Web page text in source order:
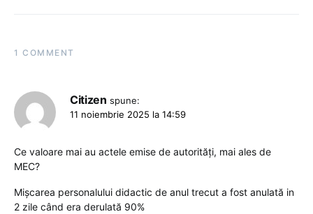
1 COMMENT
Citizen spune:
11 noiembrie 2025 la 14:59
Ce valoare mai au actele emise de autorități, mai ales de
MEC?
Mișcarea personalului didactic de anul trecut a fost anulată in
2 zile când era derulată 90%